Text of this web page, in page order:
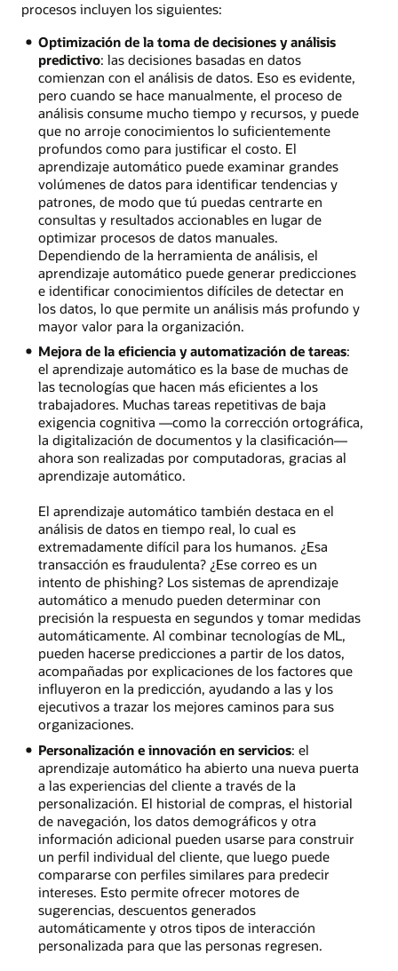
procesos incluyen los siguientes:
Optimización de la toma de decisiones y análisis
predictivo: las decisiones basadas en datos
comienzan con el análisis de datos. Eso es evidente,
pero cuando se hace manualmente, el proceso de
análisis consume mucho tiempo y recursos, y puede
que no arroje conocimientos lo suficientemente
profundos como para justificar el costo. El
aprendizaje automático puede examinar grandes
volúmenes de datos para identificar tendencias y
patrones, de modo que tú puedas centrarte en
consultas y resultados accionables en lugar de
optimizar procesos de datos manuales.
Dependiendo de la herramienta de análisis, el
aprendizaje automático puede generar predicciones
e identificar conocimientos difíciles de detectar en
los datos, lo que permite un análisis más profundo y
mayor valor para la organización.
Mejora de la eficiencia y automatización de tareas:
el aprendizaje automático es la base de muchas de
las tecnologías que hacen más eficientes a los
trabajadores. Muchas tareas repetitivas de baja
exigencia cognitiva —como la corrección ortográfica,
la digitalización de documentos y la clasificación—
ahora son realizadas por computadoras, gracias al
aprendizaje automático.
El aprendizaje automático también destaca en el
análisis de datos en tiempo real, lo cual es
extremadamente difícil para los humanos. ¿Esa
transacción es fraudulenta? ¿Ese correo es un
intento de phishing? Los sistemas de aprendizaje
automático a menudo pueden determinar con
precisión la respuesta en segundos y tomar medidas
automáticamente. Al combinar tecnologías de ML,
pueden hacerse predicciones a partir de los datos,
acompañadas por explicaciones de los factores que
influyeron en la predicción, ayudando a las y los
ejecutivos a trazar los mejores caminos para sus
organizaciones.
Personalización e innovación en servicios: el
aprendizaje automático ha abierto una nueva puerta
a las experiencias del cliente a través de la
personalización. El historial de compras, el historial
de navegación, los datos demográficos y otra
información adicional pueden usarse para construir
un perfil individual del cliente, que luego puede
compararse con perfiles similares para predecir
intereses. Esto permite ofrecer motores de
sugerencias, descuentos generados
automáticamente y otros tipos de interacción
personalizada para que las personas regresen.